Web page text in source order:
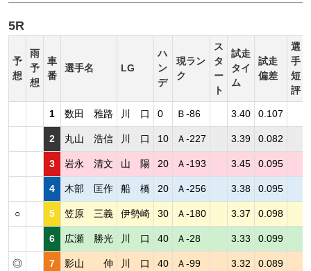
5R
予
想
雨
予
想
車
番
選手名 LG
ハ
ン
デ
現ラン
ク
ス
タ
ー
ト
試走
タイ
ム
試走
偏差
選
手
短
評
1 数田 雅路 川 口 0 Ｂ-86 3.40 0.107
2 丸山 浩信 川 口 10 Ａ-227 3.39 0.082
3 岩永 清文 山 陽 20 Ａ-193 3.45 0.095
4 木部 匡作 船 橋 20 Ａ-256 3.38 0.095
○ 5 笠原 三義 伊勢崎 30 Ａ-180 3.37 0.098
6 広瀬 勝光 川 口 40 Ａ-28 3.33 0.099
◎ 7 影山 伸 川 口 40 Ａ-99 3.32 0.089